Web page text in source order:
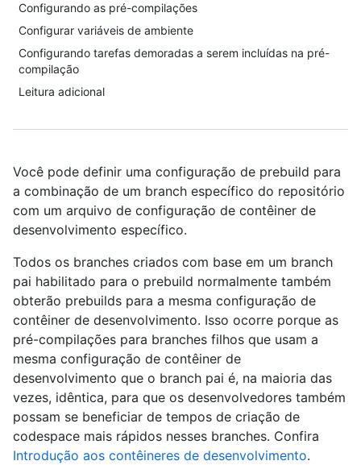
Configurando as pré-compilações
Configurar variáveis de ambiente
Configurando tarefas demoradas a serem incluídas na pré-
compilação
Leitura adicional
Você pode definir uma configuração de prebuild para
a combinação de um branch específico do repositório
com um arquivo de configuração de contêiner de
desenvolvimento específico.
Todos os branches criados com base em um branch
pai habilitado para o prebuild normalmente também
obterão prebuilds para a mesma configuração de
contêiner de desenvolvimento. Isso ocorre porque as
pré-compilações para branches filhos que usam a
mesma configuração de contêiner de
desenvolvimento que o branch pai é, na maioria das
vezes, idêntica, para que os desenvolvedores também
possam se beneficiar de tempos de criação de
codespace mais rápidos nesses branches. Confira
Introdução aos contêineres de desenvolvimento.